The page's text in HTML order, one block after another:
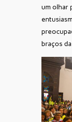
um olhar
braços da